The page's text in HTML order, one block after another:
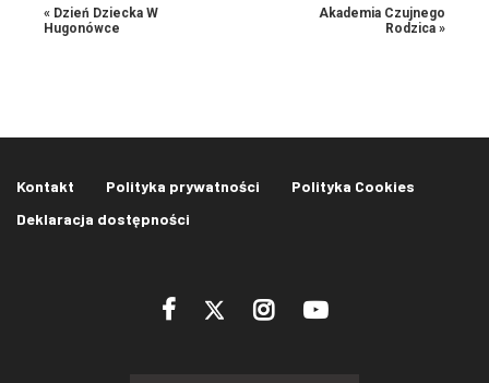
« Dzień Dziecka W
Hugonówce
Akademia Czujnego
Rodzica »
Kontakt Polityka prywatności
Polityka Cookies
Deklaracja dostępności